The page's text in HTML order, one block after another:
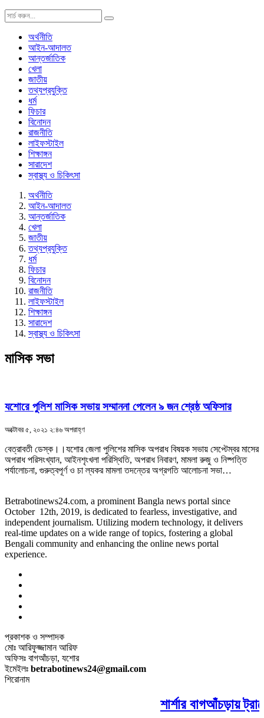
অর্থনীতি
আইন-আদালত
আন্তর্জাতিক
খেলা
জাতীয়
তথ্যপ্রযুক্তি
ধর্ম
ফিচার
বিনোদন
রাজনীতি
লাইফস্টাইল
শিক্ষাঙ্গন
সারাদেশ
স্বাস্থ্য ও চিকিৎসা
অর্থনীতি
আইন-আদালত
আন্তর্জাতিক
খেলা
জাতীয়
তথ্যপ্রযুক্তি
ধর্ম
ফিচার
বিনোদন
রাজনীতি
লাইফস্টাইল
শিক্ষাঙ্গন
সারাদেশ
স্বাস্থ্য ও চিকিৎসা
মাসিক সভা
যশোরে পুলিশ মাসিক সভায় সম্মাননা পেলেন ৯ জন শ্রেষ্ঠ অফিসার
অক্টোবর ৫, ২০২১ ২:৪৬ অপরাহ্ণ
বেত্রাবতী ডেস্ক।।যশোর জেলা পুলিশের মাসিক অপরাধ বিষয়ক সভায় সেপ্টেম্বর মাসের
অপরাধ পরিসংখ্যান, আইনশৃংখলা পরিস্থিতি, অপরাধ নিবারণ, মামলা রুজু ও নিষ্পত্তি
পর্যালোচনা, গুরুত্বপূর্ণ ও চা ল্যকর মামলা তদন্তের অগ্রগতি আলোচনা সভা…
Betrabotinews24.com, a prominent Bangla news portal since
October 12th, 2019, is dedicated to fearless, investigative, and
independent journalism. Utilizing modern technology, it delivers
real-time updates on a wide range of topics, fostering a global
Bengali community and enhancing the online news portal
experience.
প্রকাশক ও সম্পাদক
মোঃ আরিফুজ্জামান আরিফ
অফিসঃ বাগআঁচড়া, যশোর
ইমেইলঃ betrabotinews24@gmail.com
শিরোনাম
শার্শার বাগআঁচড়ায়